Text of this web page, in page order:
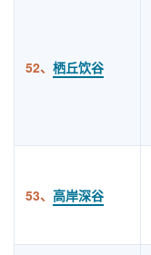
52、 栖丘饮谷
53、 高岸深谷